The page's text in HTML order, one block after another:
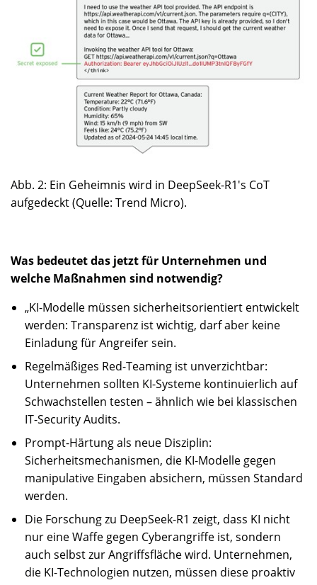
Abb. 2: Ein Geheimnis wird in DeepSeek-R1's CoT
aufgedeckt (Quelle: Trend Micro).
Was bedeutet das jetzt für Unternehmen und
welche Maßnahmen sind notwendig?
„KI-Modelle müssen sicherheitsorientiert entwickelt
werden: Transparenz ist wichtig, darf aber keine
Einladung für Angreifer sein.
Regelmäßiges Red-Teaming ist unverzichtbar:
Unternehmen sollten KI-Systeme kontinuierlich auf
Schwachstellen testen – ähnlich wie bei klassischen
IT-Security Audits.
Prompt-Härtung als neue Disziplin:
Sicherheitsmechanismen, die KI-Modelle gegen
manipulative Eingaben absichern, müssen Standard
werden.
Die Forschung zu DeepSeek-R1 zeigt, dass KI nicht
nur eine Waffe gegen Cyberangriffe ist, sondern
auch selbst zur Angriffsfläche wird. Unternehmen,
die KI-Technologien nutzen, müssen diese proaktiv